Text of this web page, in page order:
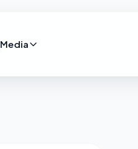
Media